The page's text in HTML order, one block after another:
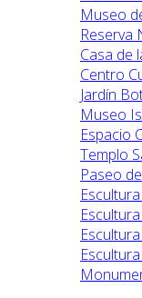
Museo
Reserva
Casa de
Centro
Jardín
Museo
Espacio
Templo
Paseo